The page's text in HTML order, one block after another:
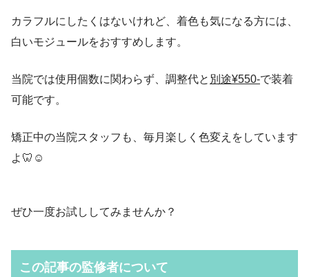
カラフルにしたくはないけれど、着色も気になる方には、
白いモジュールをおすすめします。
当院では使用個数に関わらず、調整代と 別途¥550-で装着
可能です。
矯正中の当院スタッフも、毎月楽しく色変えをしています
よ🦷☺
ぜひ一度お試ししてみませんか？
この記事の監修者について